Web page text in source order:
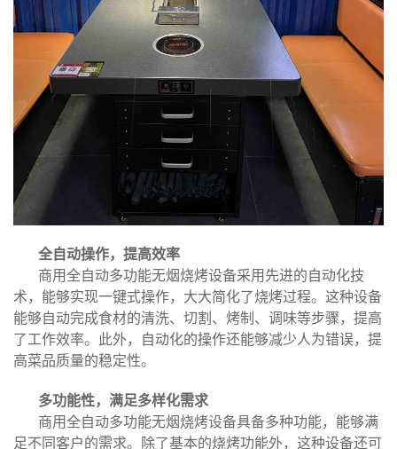
全自动操作，提高效率
商用全自动多功能无烟烧烤设备采用先进的自动化技
术，能够实现一键式操作，大大简化了烧烤过程。这种设备
能够自动完成食材的清洗、切割、烤制、调味等步骤，提高
了工作效率。此外，自动化的操作还能够减少人为错误，提
高菜品质量的稳定性。
多功能性，满足多样化需求
商用全自动多功能无烟烧烤设备具备多种功能，能够满
足不同客户的需求。除了基本的烧烤功能外，这种设备还可